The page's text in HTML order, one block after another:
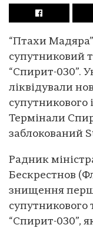
“Птахи
супутниковий
“Спирит-030”.
ліквідували
супутникового
Термінали
заблокований
Радник
Бескрестнов
знищення
супутникового
“Спирит-030”,